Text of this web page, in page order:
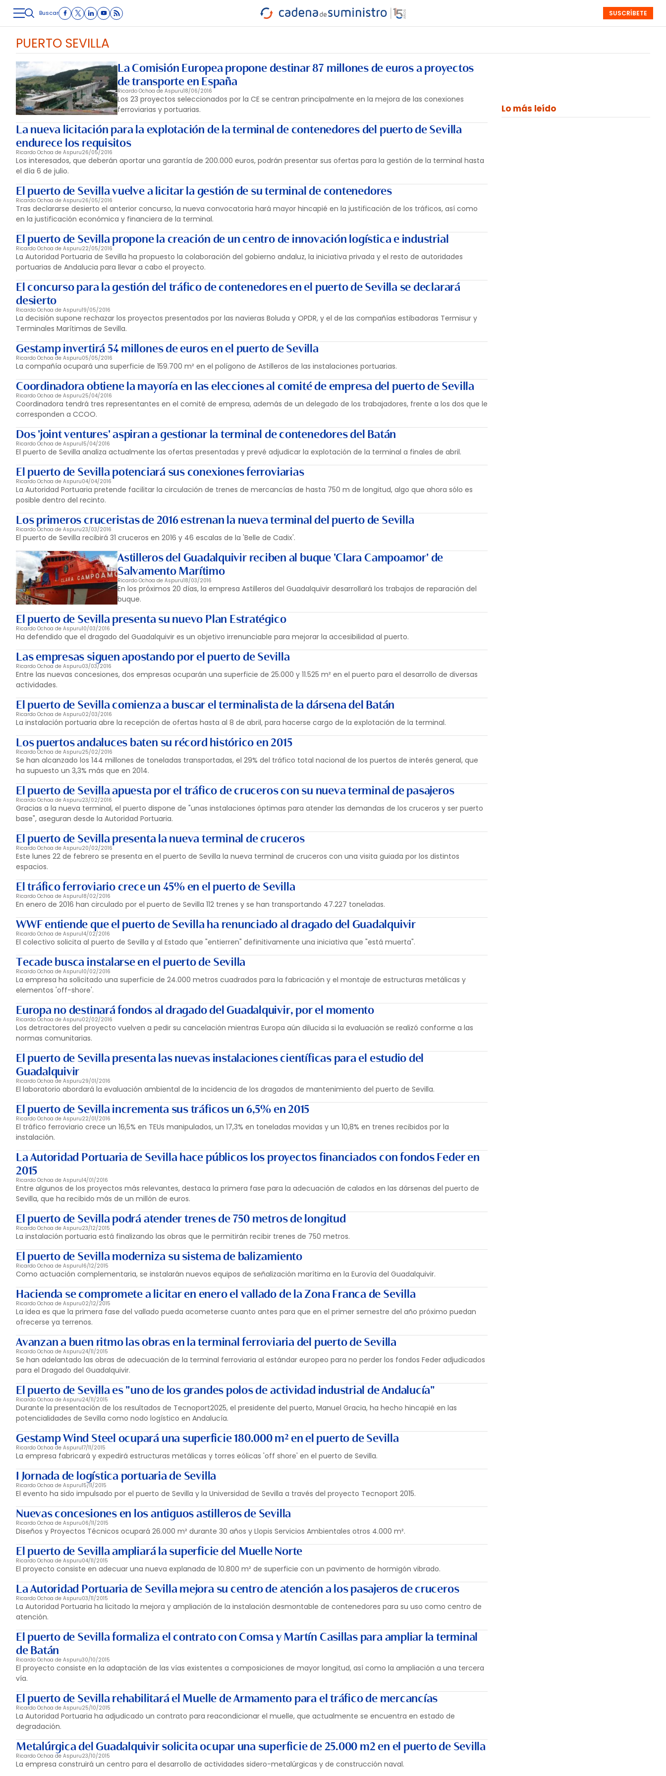
LOGÍSTICA INMOLOGÍSTICA INTRALOGÍSTICA CARRETERA
CARRETERA
MARÍTIMO INTERMODAL PROTAGONISTAS
SEMANALES
MONOGRÁFICOS EVENTOS
SUSCRÍBETE
Buscar
PUERTO SEVILLA
La Comisión Europea propone destinar 87 millones de euros a proyectos
de transporte en España
Ricardo Ochoa de Aspuru18/06/2016
Los 23 proyectos seleccionados por la CE se centran principalmente en la mejora de las conexiones
ferroviarias y portuarias.
La nueva licitación para la explotación de la terminal de contenedores del puerto de Sevilla
endurece los requisitos
Ricardo Ochoa de Aspuru26/05/2016
Los interesados, que deberán aportar una garantía de 200.000 euros, podrán presentar sus ofertas para la gestión de la terminal hasta
el día 6 de julio.
El puerto de Sevilla vuelve a licitar la gestión de su terminal de contenedores
Ricardo Ochoa de Aspuru26/05/2016
Tras declararse desierto el anterior concurso, la nueva convocatoria hará mayor hincapié en la justificación de los tráficos, así como
en la justificación económica y financiera de la terminal.
El puerto de Sevilla propone la creación de un centro de innovación logística e industrial
Ricardo Ochoa de Aspuru22/05/2016
La Autoridad Portuaria de Sevilla ha propuesto la colaboración del gobierno andaluz, la iniciativa privada y el resto de autoridades
portuarias de Andalucia para llevar a cabo el proyecto.
El concurso para la gestión del tráfico de contenedores en el puerto de Sevilla se declarará
desierto
Ricardo Ochoa de Aspuru19/05/2016
La decisión supone rechazar los proyectos presentados por las navieras Boluda y OPDR, y el de las compañías estibadoras Termisur y
Terminales Marítimas de Sevilla.
Gestamp invertirá 54 millones de euros en el puerto de Sevilla
Ricardo Ochoa de Aspuru05/05/2016
La compañía ocupará una superficie de 159.700 m² en el polígono de Astilleros de las instalaciones portuarias.
Coordinadora obtiene la mayoría en las elecciones al comité de empresa del puerto de Sevilla
Ricardo Ochoa de Aspuru25/04/2016
Coordinadora tendrá tres representantes en el comité de empresa, además de un delegado de los trabajadores, frente a los dos que le
corresponden a CCOO.
Dos 'joint ventures' aspiran a gestionar la terminal de contenedores del Batán
Ricardo Ochoa de Aspuru15/04/2016
El puerto de Sevilla analiza actualmente las ofertas presentadas y prevé adjudicar la explotación de la terminal a finales de abril.
El puerto de Sevilla potenciará sus conexiones ferroviarias
Ricardo Ochoa de Aspuru04/04/2016
La Autoridad Portuaria pretende facilitar la circulación de trenes de mercancías de hasta 750 m de longitud, algo que ahora sólo es
posible dentro del recinto.
Los primeros cruceristas de 2016 estrenan la nueva terminal del puerto de Sevilla
Ricardo Ochoa de Aspuru23/03/2016
El puerto de Sevilla recibirá 31 cruceros en 2016 y 46 escalas de la 'Belle de Cadix'.
Astilleros del Guadalquivir reciben al buque 'Clara Campoamor' de
Salvamento Marítimo
Ricardo Ochoa de Aspuru18/03/2016
En los próximos 20 días, la empresa Astilleros del Guadalquivir desarrollará los trabajos de reparación del
buque.
El puerto de Sevilla presenta su nuevo Plan Estratégico
Ricardo Ochoa de Aspuru10/03/2016
Ha defendido que el dragado del Guadalquivir es un objetivo irrenunciable para mejorar la accesibilidad al puerto.
Las empresas siguen apostando por el puerto de Sevilla
Ricardo Ochoa de Aspuru03/03/2016
Entre las nuevas concesiones, dos empresas ocuparán una superficie de 25.000 y 11.525 m² en el puerto para el desarrollo de diversas
actividades.
El puerto de Sevilla comienza a buscar el terminalista de la dársena del Batán
Ricardo Ochoa de Aspuru02/03/2016
La instalación portuaria abre la recepción de ofertas hasta al 8 de abril, para hacerse cargo de la explotación de la terminal.
Los puertos andaluces baten su récord histórico en 2015
Ricardo Ochoa de Aspuru25/02/2016
Se han alcanzado los 144 millones de toneladas transportadas, el 29% del tráfico total nacional de los puertos de interés general, que
ha supuesto un 3,3% más que en 2014.
El puerto de Sevilla apuesta por el tráfico de cruceros con su nueva terminal de pasajeros
Ricardo Ochoa de Aspuru23/02/2016
Gracias a la nueva terminal, el puerto dispone de "unas instalaciones óptimas para atender las demandas de los cruceros y ser puerto
base", aseguran desde la Autoridad Portuaria.
El puerto de Sevilla presenta la nueva terminal de cruceros
Ricardo Ochoa de Aspuru20/02/2016
Este lunes 22 de febrero se presenta en el puerto de Sevilla la nueva terminal de cruceros con una visita guiada por los distintos
espacios.
El tráfico ferroviario crece un 45% en el puerto de Sevilla
Ricardo Ochoa de Aspuru18/02/2016
En enero de 2016 han circulado por el puerto de Sevilla 112 trenes y se han transportando 47.227 toneladas.
WWF entiende que el puerto de Sevilla ha renunciado al dragado del Guadalquivir
Ricardo Ochoa de Aspuru14/02/2016
El colectivo solicita al puerto de Sevilla y al Estado que "entierren" definitivamente una iniciativa que "está muerta".
Tecade busca instalarse en el puerto de Sevilla
Ricardo Ochoa de Aspuru10/02/2016
La empresa ha solicitado una superficie de 24.000 metros cuadrados para la fabricación y el montaje de estructuras metálicas y
elementos 'off-shore'.
Europa no destinará fondos al dragado del Guadalquivir, por el momento
Ricardo Ochoa de Aspuru02/02/2016
Los detractores del proyecto vuelven a pedir su cancelación mientras Europa aún dilucida si la evaluación se realizó conforme a las
normas comunitarias.
El puerto de Sevilla presenta las nuevas instalaciones científicas para el estudio del
Guadalquivir
Ricardo Ochoa de Aspuru29/01/2016
El laboratorio abordará la evaluación ambiental de la incidencia de los dragados de mantenimiento del puerto de Sevilla.
El puerto de Sevilla incrementa sus tráficos un 6,5% en 2015
Ricardo Ochoa de Aspuru22/01/2016
El tráfico ferroviario crece un 16,5% en TEUs manipulados, un 17,3% en toneladas movidas y un 10,8% en trenes recibidos por la
instalación.
La Autoridad Portuaria de Sevilla hace públicos los proyectos financiados con fondos Feder en
2015
Ricardo Ochoa de Aspuru14/01/2016
Entre algunos de los proyectos más relevantes, destaca la primera fase para la adecuación de calados en las dársenas del puerto de
Sevilla, que ha recibido más de un millón de euros.
El puerto de Sevilla podrá atender trenes de 750 metros de longitud
Ricardo Ochoa de Aspuru23/12/2015
La instalación portuaria está finalizando las obras que le permitirán recibir trenes de 750 metros.
El puerto de Sevilla moderniza su sistema de balizamiento
Ricardo Ochoa de Aspuru16/12/2015
Como actuación complementaria, se instalarán nuevos equipos de señalización marítima en la Eurovía del Guadalquivir.
Hacienda se compromete a licitar en enero el vallado de la Zona Franca de Sevilla
Ricardo Ochoa de Aspuru02/12/2015
La idea es que la primera fase del vallado pueda acometerse cuanto antes para que en el primer semestre del año próximo puedan
ofrecerse ya terrenos.
Avanzan a buen ritmo las obras en la terminal ferroviaria del puerto de Sevilla
Ricardo Ochoa de Aspuru24/11/2015
Se han adelantado las obras de adecuación de la terminal ferroviaria al estándar europeo para no perder los fondos Feder adjudicados
para el Dragado del Guadalquivir.
El puerto de Sevilla es "uno de los grandes polos de actividad industrial de Andalucía"
Ricardo Ochoa de Aspuru24/11/2015
Durante la presentación de los resultados de Tecnoport2025, el presidente del puerto, Manuel Gracia, ha hecho hincapié en las
potencialidades de Sevilla como nodo logístico en Andalucía.
Gestamp Wind Steel ocupará una superficie 180.000 m² en el puerto de Sevilla
Ricardo Ochoa de Aspuru17/11/2015
La empresa fabricará y expedirá estructuras metálicas y torres eólicas 'off shore' en el puerto de Sevilla.
I Jornada de logística portuaria de Sevilla
Ricardo Ochoa de Aspuru15/11/2015
El evento ha sido impulsado por el puerto de Sevilla y la Universidad de Sevilla a través del proyecto Tecnoport 2015.
Nuevas concesiones en los antiguos astilleros de Sevilla
Ricardo Ochoa de Aspuru06/11/2015
Diseños y Proyectos Técnicos ocupará 26.000 m² durante 30 años y Llopis Servicios Ambientales otros 4.000 m².
El puerto de Sevilla ampliará la superficie del Muelle Norte
Ricardo Ochoa de Aspuru04/11/2015
El proyecto consiste en adecuar una nueva explanada de 10.800 m² de superficie con un pavimento de hormigón vibrado.
La Autoridad Portuaria de Sevilla mejora su centro de atención a los pasajeros de cruceros
Ricardo Ochoa de Aspuru03/11/2015
La Autoridad Portuaria ha licitado la mejora y ampliación de la instalación desmontable de contenedores para su uso como centro de
atención.
El puerto de Sevilla formaliza el contrato con Comsa y Martín Casillas para ampliar la terminal
de Batán
Ricardo Ochoa de Aspuru30/10/2015
El proyecto consiste en la adaptación de las vías existentes a composiciones de mayor longitud, así como la ampliación a una tercera
vía.
El puerto de Sevilla rehabilitará el Muelle de Armamento para el tráfico de mercancías
Ricardo Ochoa de Aspuru25/10/2015
La Autoridad Portuaria ha adjudicado un contrato para reacondicionar el muelle, que actualmente se encuentra en estado de
degradación.
Metalúrgica del Guadalquivir solicita ocupar una superficie de 25.000 m2 en el puerto de Sevilla
Ricardo Ochoa de Aspuru23/10/2015
La empresa construirá un centro para el desarrollo de actividades sidero-metalúrgicas y de construcción naval.
Lo más leído